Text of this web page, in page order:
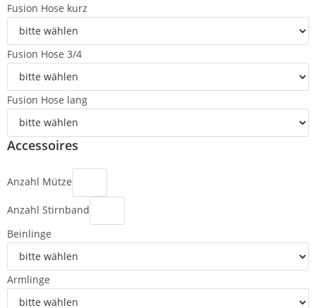
Fusion Hose kurz
Fusion Hose 3/4
Fusion Hose lang
Accessoires
Anzahl Mütze
Anzahl Stirnband
Beinlinge
Armlinge